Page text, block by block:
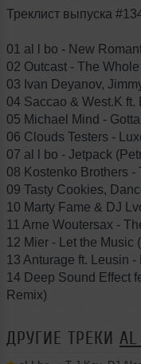
Треклист выпуска
01 al l bo - New
02 Outcast - The
03 Ivan Deyanov,
04 Saccao & West.K
05 Michael Mind -
06 Clouds Testers -
07 al l bo - Jetpack
08 Kostenko Brothers -
09 Tasty Cookies,
10 Marty Fame & DJ
11 Arne Woutersax -
12 Mier - Let the
13 Anturage ft. Leusin
14 Deep Sound Effect
Remix)
ДРУГИЕ ТРЕКИ